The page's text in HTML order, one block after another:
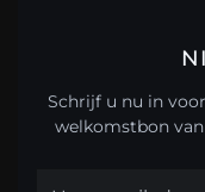
Schrijf u nu in
welkomstbon van